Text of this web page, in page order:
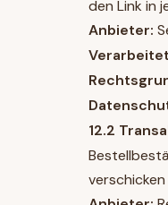
den Link in
Anbieter:
12.2